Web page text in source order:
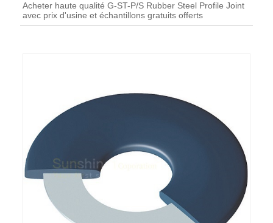
Acheter haute qualité G-ST-P/S Rubber Steel Profile Joint
avec prix d'usine et échantillons gratuits offerts